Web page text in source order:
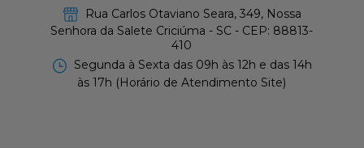
Rua Carlos Otaviano Seara, 349, Nossa
Senhora da Salete Criciúma - SC - CEP: 88813-
410
Segunda à Sexta das 09h às 12h e das 14h
às 17h (Horário de Atendimento Site)